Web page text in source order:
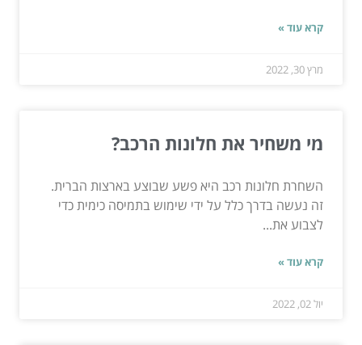
קרא עוד »
מרץ 30, 2022
מי משחיר את חלונות הרכב?
השחרת חלונות רכב היא פשע שבוצע בארצות הברית.
זה נעשה בדרך כלל על ידי שימוש בתמיסה כימית כדי
לצבוע את...
קרא עוד »
יול 02, 2022